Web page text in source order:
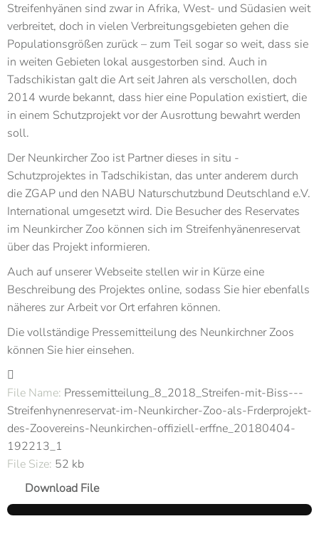
Streifenhyänen sind zwar in Afrika, West- und Südasien weit
verbreitet, doch in vielen Verbreitungsgebieten gehen die
Populationsgrößen zurück – zum Teil sogar so weit, dass sie
in weiten Gebieten lokal ausgestorben sind. Auch in
Tadschikistan galt die Art seit Jahren als verschollen, doch
2014 wurde bekannt, dass hier eine Population existiert, die
in einem Schutzprojekt vor der Ausrottung bewahrt werden
soll.
Der Neunkircher Zoo ist Partner dieses in situ -
Schutzprojektes in Tadschikistan, das unter anderem durch
die ZGAP und den NABU Naturschutzbund Deutschland e.V.
International umgesetzt wird. Die Besucher des Reservates
im Neunkircher Zoo können sich im Streifenhyänenreservat
über das Projekt informieren.
Auch auf unserer Webseite stellen wir in Kürze eine
Beschreibung des Projektes online, sodass Sie hier ebenfalls
näheres zur Arbeit vor Ort erfahren können.
Die vollständige Pressemitteilung des Neunkirchner Zoos
können Sie hier einsehen.
File Name: Pressemitteilung_8_2018_Streifen-mit-Biss---
Streifenhynenreservat-im-Neunkircher-Zoo-als-Frderprojekt-
des-Zoovereins-Neunkirchen-offiziell-erffne_20180404-
192213_1
File Size: 52 kb
Download File